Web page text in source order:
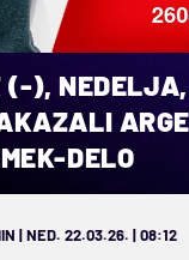
(-),
DELO
| NED. 22.03.26. | 08:12